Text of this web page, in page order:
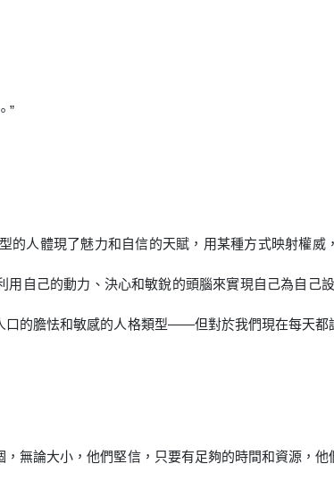
”
的人體現了魅力和自信的天賦，用某種方式映射權威
自己的動力、決心和敏銳的頭腦來實現自己為自己
口的膽怯和敏感的人格類型——但對於我們現在每天都
無論大小，他們堅信，只要有足夠的時間和資源，